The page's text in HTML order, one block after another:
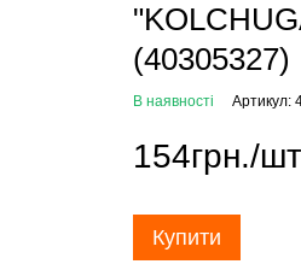
(40305327)
В наявності Артикул:
154грн./шт
Купити